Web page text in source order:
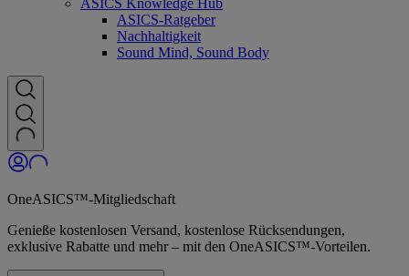
ASICS Knowledge Hub
ASICS-Ratgeber
Nachhaltigkeit
Sound Mind, Sound Body
OneASICS™-Mitgliedschaft
Genieße kostenlosen Versand, kostenlose Rücksendungen,
exklusive Rabatte und mehr – mit den OneASICS™-Vorteilen.